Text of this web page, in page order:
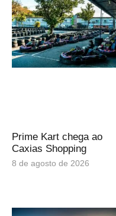
Prime Kart chega ao
Caxias Shopping
8 de agosto de 2026